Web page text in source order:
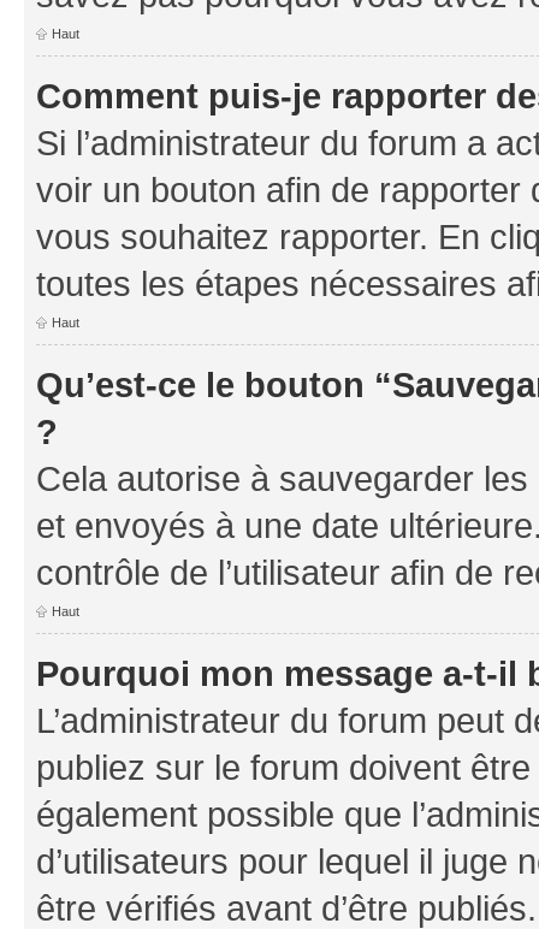
Haut
Comment puis-je rapporter
Si l’administrateur du forum a
voir un bouton afin de
vous souhaitez rapporter. En
toutes les étapes nécessaires
Haut
Qu’est-ce le bouton
?
Cela autorise à sauvegarder
et envoyés à une date
contrôle de l’utilisateur afin de
Haut
Pourquoi mon message a-t-il
L’administrateur du forum peut
publiez sur le forum doivent
également possible que
d’utilisateurs pour lequel il juge
être vérifiés avant d’être